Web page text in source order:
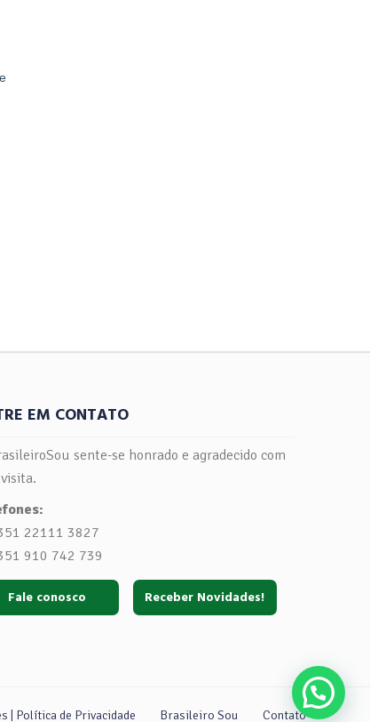
EM CONTATO
sente-se honrado e agradecido com
22111 3827
910 742 739
Fale conosco Receber Novidades!
| Política de Privacidade Brasileiro Sou Contato